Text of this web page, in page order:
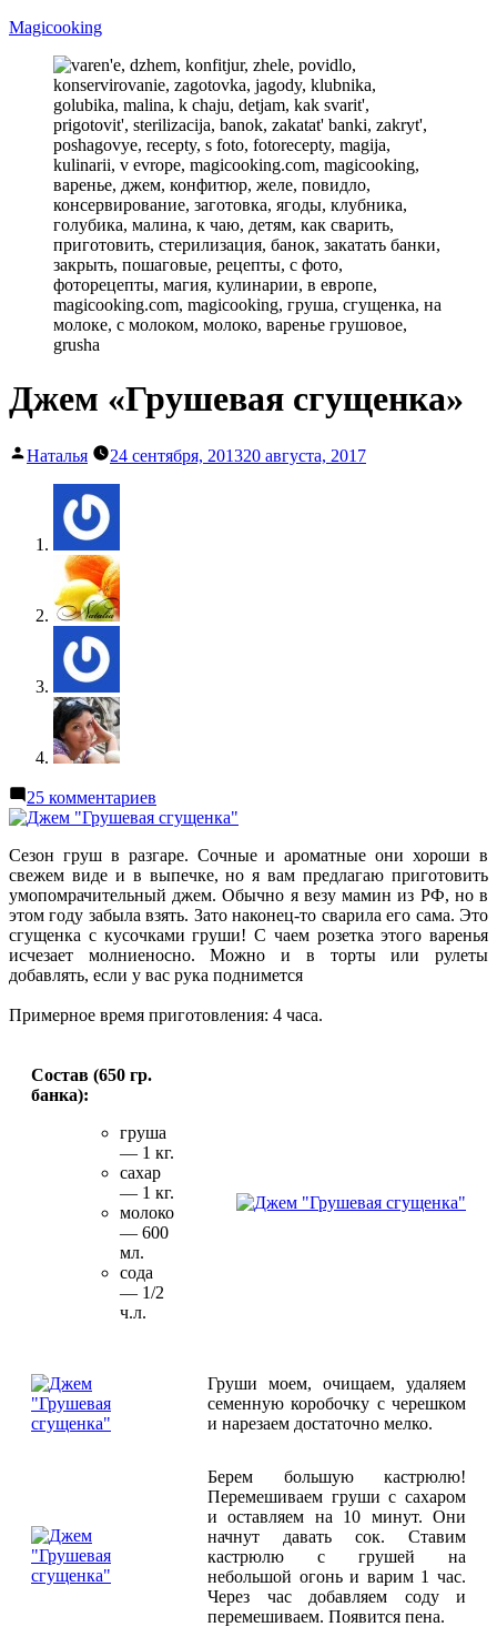
Перейти
содержимому
Magicooking
Джем «Грушевая сгущенка»
Написано
Наталья 24 сентября, 201320 августа, 2017
25 комментариев
записи
«Грушевая
сгущенка»
Сезон груш в разгаре. Сочные и ароматные они хороши в
свежем виде и в выпечке, но я вам предлагаю приготовить
умопомрачительный джем. Обычно я везу мамин из РФ, но в
этом году забыла взять. Зато наконец-то сварила его сама. Это
сгущенка с кусочками груши! С чаем розетка этого варенья
исчезает молниеносно. Можно и в торты или рулеты
добавлять, если у вас рука поднимется
Примерное время приготовления: 4 часа.
Состав (650 гр.
банка):
груша
— 1 кг.
сахар
— 1 кг.
молоко
— 600
мл.
сода
— 1/2
ч.л.
Груши моем, очищаем, удаляем
семенную коробочку с черешком
и нарезаем достаточно мелко.
Берем большую кастрюлю!
Перемешиваем груши с сахаром
и оставляем на 10 минут. Они
начнут давать сок. Ставим
кастрюлю с грушей на
небольшой огонь и варим 1 час.
Через час добавляем соду и
перемешиваем. Появится пена.